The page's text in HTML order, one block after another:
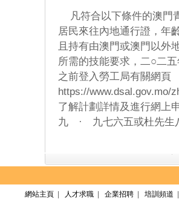
凡符合以下條件的澳門
居民來往內地通行證，年
且持有由澳門或澳門以外
所需的技能要求，二○二
之前登入勞工局有關網頁
https://www.dsal.gov.mo/
了解計劃詳情及進行網上
九 · 九七六五或杜先
網站主頁 人才求職 企業招聘 培訓頻道